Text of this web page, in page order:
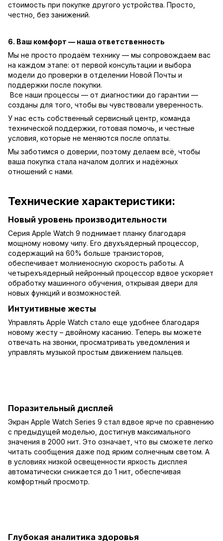
стоимость при покупке другого устройства. Просто,
честно, без занижений.
6. Ваш комфорт — наша ответственность
Мы не просто продаём технику — мы сопровождаем вас
на каждом этапе: от первой консультации и выбора
модели до проверки в отделении Новой Почты и
поддержки после покупки.
Все наши процессы — от диагностики до гарантии —
созданы для того, чтобы вы чувствовали уверенность.
У нас есть собственный сервисный центр, команда
технической поддержки, готовая помочь, и честные
условия, которые не меняются после оплаты.
Мы заботимся о доверии, поэтому делаем всё, чтобы
ваша покупка стала началом долгих и надёжных
отношений с нами.
Технические характеристики:
Новый уровень производительности
Серия Apple Watch 9 поднимает планку благодаря
мощному новому чипу. Его двухъядерный процессор,
содержащий на 60% больше транзисторов,
обеспечивает молниеносную скорость работы. А
четырехъядерный нейронный процессор вдвое ускоряет
обработку машинного обучения, открывая двери для
новых функций и возможностей.
Интуитивные жесты
Управлять Apple Watch стало еще удобнее благодаря
новому жесту – двойному касанию. Теперь вы можете
отвечать на звонки, просматривать уведомления и
управлять музыкой простым движением пальцев.
Поразительный дисплей
Экран Apple Watch Series 9 стал вдвое ярче по сравнению
с предыдущей моделью, достигнув максимального
значения в 2000 нит. Это означает, что вы сможете легко
читать сообщения даже под ярким солнечным светом. А
в условиях низкой освещенности яркость дисплея
автоматически снижается до 1 нит, обеспечивая
комфортный просмотр.
Глубокая аналитика здоровья